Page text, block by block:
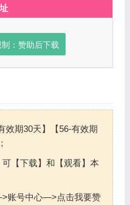
：赞助后下载
效期30天】【56-有效期
【下载】和【观看】本
账号中心—>点击我要赞